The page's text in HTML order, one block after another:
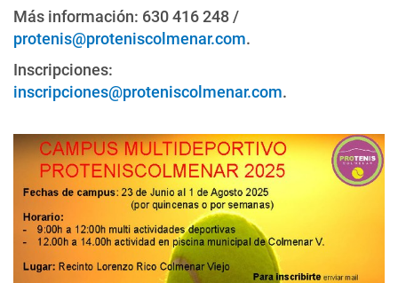
Más información: 630 416 248 /
protenis@proteniscolmenar.com.
Inscripciones:
inscripciones@proteniscolmenar.com.